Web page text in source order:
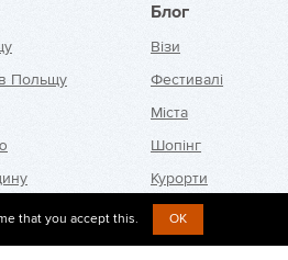
Польщу
Блог
Візи
Фестивалі
Міста
Шопінг
Курорти
Новини
that you accept this. OK